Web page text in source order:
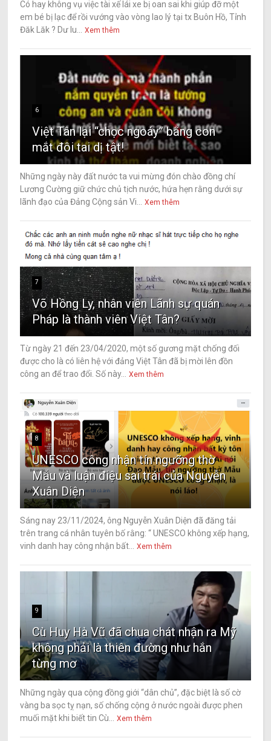
Có hay không vụ việc tài xế lái xe bị oan sai khi giúp đỡ một
em bé bị lạc để rồi vướng vào vòng lao lý tại tx Buôn Hồ, Tỉnh
Đăk Lăk ? Dư lu...
Xem thêm
6
Việt Tân lại “chọc ngoáy” bằng con
mắt đôi tai dị tật!
Những ngày này đất nước ta vui mừng đón chào đồng chí
Lương Cường giữ chức chủ tịch nước, hứa hẹn rằng dưới sự
lãnh đạo của Đảng Cộng sản Vi...
Xem thêm
7
Võ Hồng Ly, nhân viên Lãnh sự quán
Pháp là thành viên Việt Tân?
Từ ngày 21 đến 23/04/2020, một số gương mặt chống đối
được cho là có liên hệ với đảng Việt Tân đã bị mời lên đồn
công an để trao đổi. Số này...
Xem thêm
8
UNESCO công nhận tín ngưỡng thờ
Mẫu và luận điệu sai trái của Nguyễn
Xuân Diện
Sáng nay 23/11/2024, ông Nguyễn Xuân Diện đã đăng tải
trên trang cá nhân tuyên bố rằng: “ UNESCO không xếp hạng,
vinh danh hay công nhận bất...
Xem thêm
9
Cù Huy Hà Vũ đã chua chát nhận ra Mỹ
không phải là thiên đường như hắn
từng mơ
Những ngày qua cộng đồng giới “dân chủ”, đặc biệt là số cờ
vàng ba sọc tỵ nạn, số chống cộng ở nước ngoài được phen
muối mặt khi biết tin Cù...
Xem thêm